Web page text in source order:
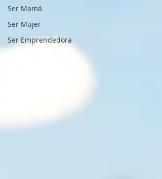
Ser Mamá
Ser Mujer
Ser Emprendedora